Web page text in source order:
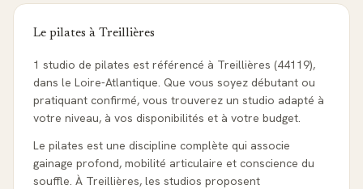
Le pilates à Treillières
1 studio de pilates est référencé à Treillières (44119),
dans le Loire-Atlantique. Que vous soyez débutant ou
pratiquant confirmé, vous trouverez un studio adapté à
votre niveau, à vos disponibilités et à votre budget.
Le pilates est une discipline complète qui associe
gainage profond, mobilité articulaire et conscience du
souffle. À Treillières, les studios proposent